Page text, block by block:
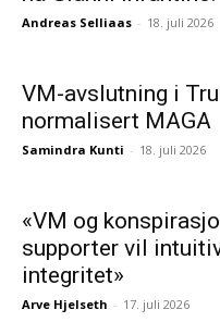
Andreas Selliaas - 18. juli 2026
VM-avslutning i
normalisert MAGA
Samindra Kunti - 18. juli 2026
«VM og
supporter vil
integritet»
Arve Hjelseth - 17. juli 2026